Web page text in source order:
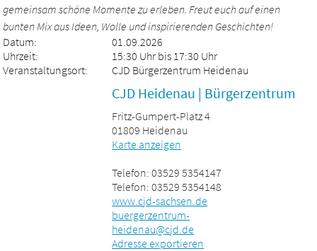
gemeinsam schöne Momente zu erleben. Freut euch auf einen
bunten Mix aus Ideen, Wolle und inspirierenden Geschichten!
Datum:
01.09.2026
Uhrzeit:
15:30 Uhr bis 17:30 Uhr
Veranstaltungsort:
CJD Bürgerzentrum Heidenau
CJD Heidenau | Bürgerzentrum
Fritz-Gumpert-Platz 4
01809 Heidenau
Karte anzeigen
Telefon: 03529 5354147
Telefon: 03529 5354148
www.cjd-sachsen.de
buergerzentrum-
heidenau@cjd.de
Adresse exportieren